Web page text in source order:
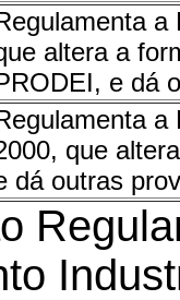
a
altera a
e dá
a
que
dá outras